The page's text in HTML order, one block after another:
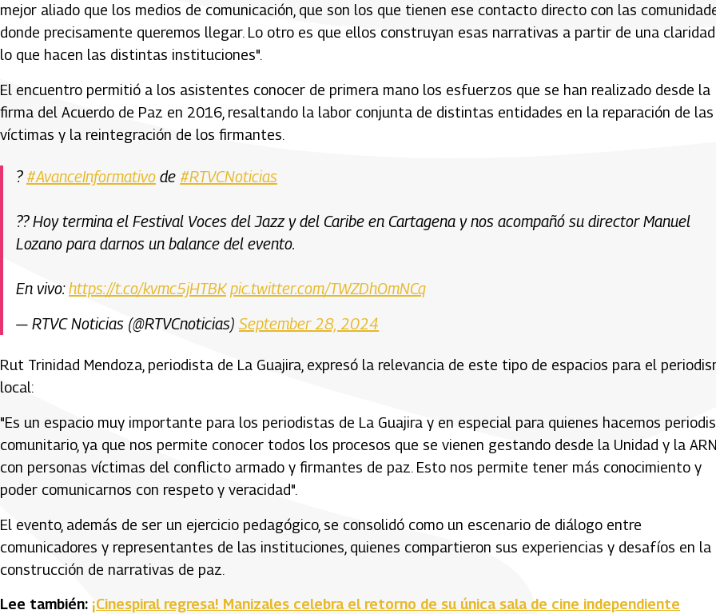
mejor aliado que los medios de comunicación, que son los que tienen ese contacto directo con las
donde precisamente queremos llegar. Lo otro es que ellos construyan esas narrativas a partir de una
lo que hacen las distintas instituciones".
El encuentro permitió a los asistentes conocer de primera mano los esfuerzos que se han realizado desde la
firma del Acuerdo de Paz en 2016, resaltando la labor conjunta de distintas entidades en la reparación de las
víctimas y la reintegración de los firmantes.
? #AvanceInformativo de #RTVCNoticias
?? Hoy termina el Festival Voces del Jazz y del Caribe en Cartagena y nos acompañó su director Manuel
Lozano para darnos un balance del evento.
En vivo:https://t.co/kvmc5jHTBK pic.twitter.com/TWZDhOmNCq
— RTVC Noticias (@RTVCnoticias) September 28, 2024
Rut Trinidad Mendoza, periodista de La Guajira, expresó la relevancia de este tipo de espacios para el
local:
"Es un espacio muy importante para los periodistas de La Guajira y en especial para quienes hacemos
comunitario, ya que nos permite conocer todos los procesos que se vienen gestando desde la Unidad y la ARN
con personas víctimas del conflicto armado y firmantes de paz. Esto nos permite tener más conocimiento y
poder comunicarnos con respeto y veracidad".
El evento, además de ser un ejercicio pedagógico, se consolidó como un escenario de diálogo entre
comunicadores y representantes de las instituciones, quienes compartieron sus experiencias y desafíos en la
construcción de narrativas de paz.
Lee también: ¡Cinespiral regresa! Manizales celebra el retorno de su única sala de cine independiente